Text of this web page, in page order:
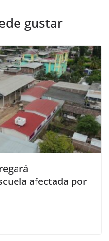
gustar
afectada por